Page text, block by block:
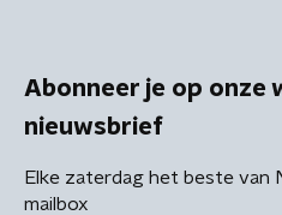
Abonneer je op onze
nieuwsbrief
Elke zaterdag het beste van
mailbox